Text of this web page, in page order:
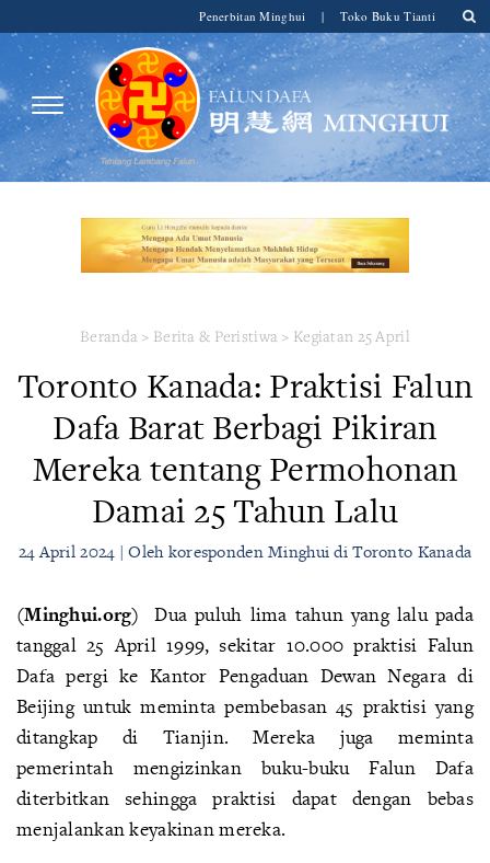
Penerbitan Minghui | Toko Buku Tianti
Beranda > Berita & Peristiwa > Kegiatan 25 April
Toronto Kanada: Praktisi Falun
Dafa Barat Berbagi Pikiran
Mereka tentang Permohonan
Damai 25 Tahun Lalu
24 April 2024 | Oleh koresponden Minghui di Toronto Kanada
(Minghui.org) Dua puluh lima tahun yang lalu pada
tanggal 25 April 1999, sekitar 10.000 praktisi Falun
Dafa pergi ke Kantor Pengaduan Dewan Negara di
Beijing untuk meminta pembebasan 45 praktisi yang
ditangkap di Tianjin. Mereka juga meminta
pemerintah mengizinkan buku-buku Falun Dafa
diterbitkan sehingga praktisi dapat dengan bebas
menjalankan keyakinan mereka.